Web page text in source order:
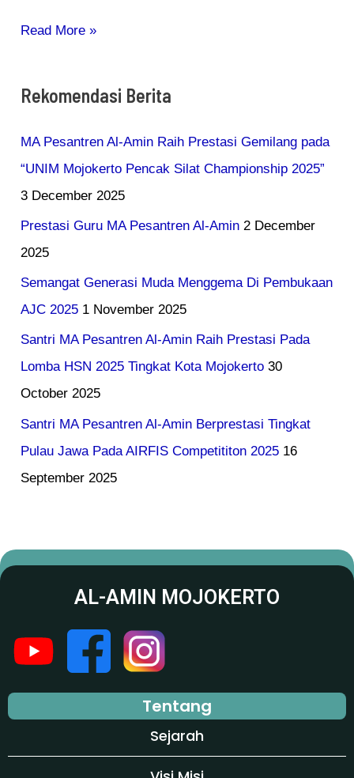
Read More »
Rekomendasi Berita
MA Pesantren Al-Amin Raih Prestasi Gemilang pada
“UNIM Mojokerto Pencak Silat Championship 2025”
3 December 2025
Prestasi Guru MA Pesantren Al-Amin 2 December
2025
Semangat Generasi Muda Menggema Di Pembukaan
AJC 2025 1 November 2025
Santri MA Pesantren Al-Amin Raih Prestasi Pada
Lomba HSN 2025 Tingkat Kota Mojokerto 30
October 2025
Santri MA Pesantren Al-Amin Berprestasi Tingkat
Pulau Jawa Pada AIRFIS Competititon 2025 16
September 2025
AL-AMIN MOJOKERTO
Tentang
Sejarah